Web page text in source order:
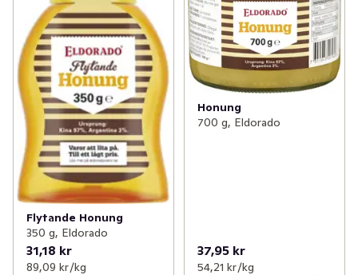
Flytande Honung
350 g, Eldorado
31,18 kr
89,09 kr /kg
Honung
700 g, Eldorado
37,95 kr
54,21 kr /kg